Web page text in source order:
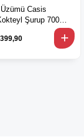
Casis
Şurup 700